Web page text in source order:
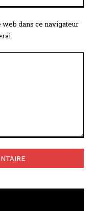
dans ce navigateur